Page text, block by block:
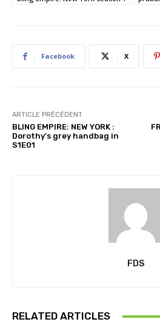
e
t
Facebook X
ARTICLE PRÉCÉDENT
BLING EMPIRE: NEW YORK :
Dorothy’s grey handbag in
S1E01
FDS
RELATED ARTICLES